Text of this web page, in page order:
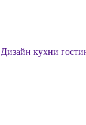
Дизайн кухни